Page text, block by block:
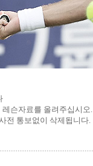
레슨자료를 올려주십시오.
전 통보없이 삭제됩니다.